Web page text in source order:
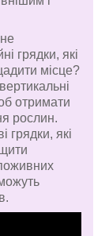
грядки, які
місце?
отримати
рослин.
грядки, які